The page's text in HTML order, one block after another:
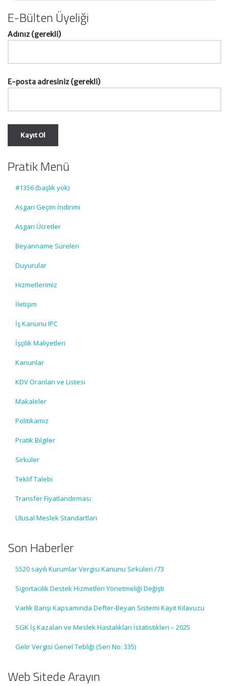
E-Bülten Üyeliği
Adınız (gerekli)
E-posta adresiniz (gerekli)
Pratik Menü
#1356 (başlık yok)
Asgari Geçim İndirimi
Asgari Ücretler
Beyanname Süreleri
Duyurular
Hizmetlerimiz
İletişim
İş Kanunu IPC
İşçilik Maliyetleri
Kanunlar
KDV Oranları ve Listesi
Makaleler
Politikamız
Pratik Bilgiler
Sirküler
Teklif Talebi
Transfer Fiyatlandırması
Ulusal Meslek Standartları
Son Haberler
5520 sayılı Kurumlar Vergisi Kanunu Sirküleri /73
Sigortacılık Destek Hizmetleri Yönetmeliği Değişti
Varlık Barışı Kapsamında Defter-Beyan Sistemi Kayıt Kılavuzu
SGK İş Kazaları ve Meslek Hastalıkları İstatistikleri – 2025
Gelir Vergisi Genel Tebliği (Seri No: 335)
Web Sitede Arayın